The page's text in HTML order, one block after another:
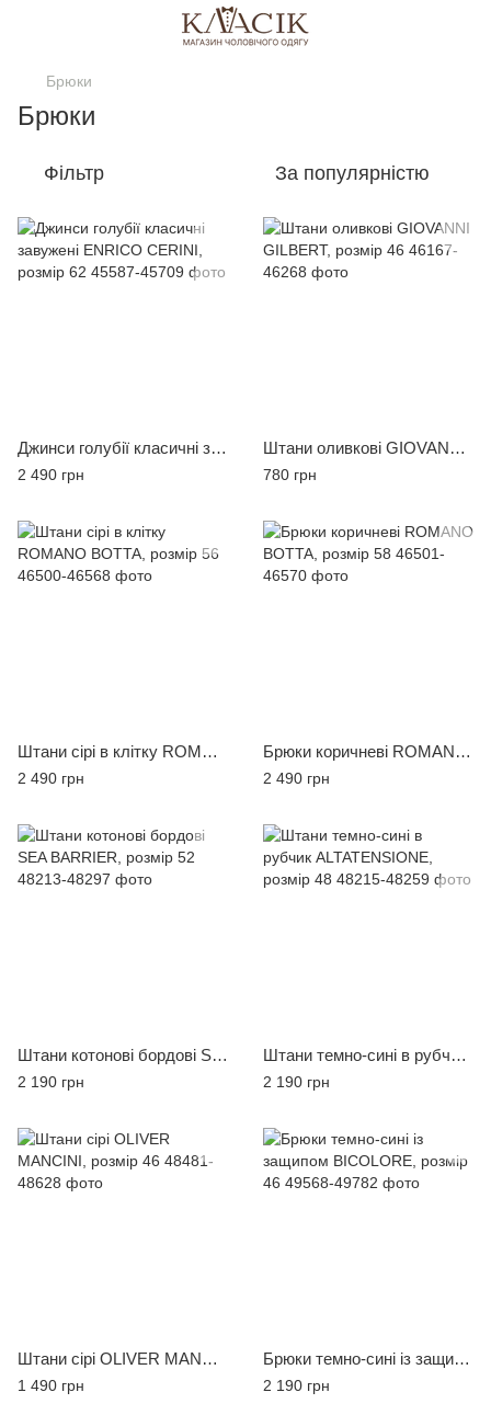
Брюки
Брюки
Фільтр За популярністю
Джинси голубії класичні завужені ENRICO CERINI, розмір 62
2 490 грн
Штани оливкові GIOVANNI GILBERT, розмір 46
780 грн
Штани сірі в клітку ROMANO BOTTA, розмір 56
2 490 грн
Брюки коричневі ROMANO BOTTA, розмір 58
2 490 грн
Штани котонові бордові SEA BARRIER, розмір 52
2 190 грн
Штани темно-сині в рубчик ALTATENSIONE, розмір 48
2 190 грн
Штани сірі OLIVER MANCINI, розмір 46
1 490 грн
Брюки темно-сині із защипом BICOLORE, розмір 46
2 190 грн